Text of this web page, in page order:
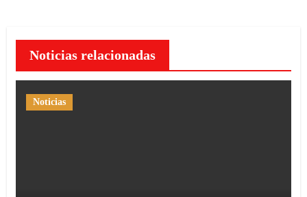
Noticias relacionadas
Noticias